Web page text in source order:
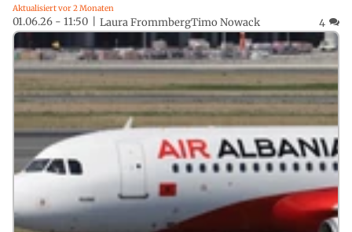
Aktualisiert vor 2 Monaten
01.06.26 - 11:50 Laura FrommbergTimo Nowack 4